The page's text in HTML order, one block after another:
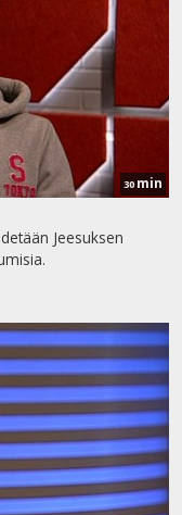
30 min
Jeesuksen